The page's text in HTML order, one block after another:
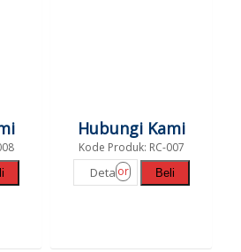
Hubungi Kami
Kode Produk: RC-007
Detailor Beli